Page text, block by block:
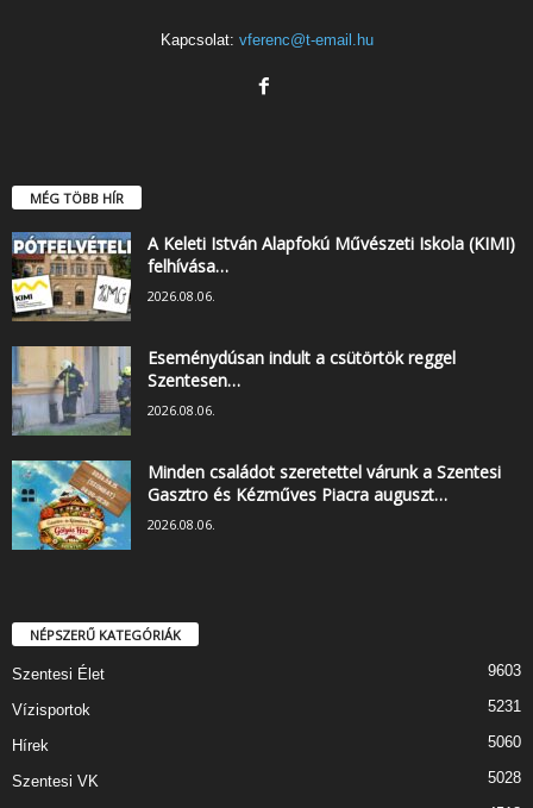
Kapcsolat: vferenc@t-email.hu
MÉG TÖBB HÍR
A Keleti István Alapfokú Művészeti Iskola (KIMI)
felhívása…
2026.08.06.
Eseménydúsan indult a csütörtök reggel
Szentesen…
2026.08.06.
Minden családot szeretettel várunk a Szentesi
Gasztro és Kézműves Piacra auguszt…
2026.08.06.
NÉPSZERŰ KATEGÓRIÁK
Szentesi Élet 9603
Vízisportok 5231
Hírek 5060
Szentesi VK 5028